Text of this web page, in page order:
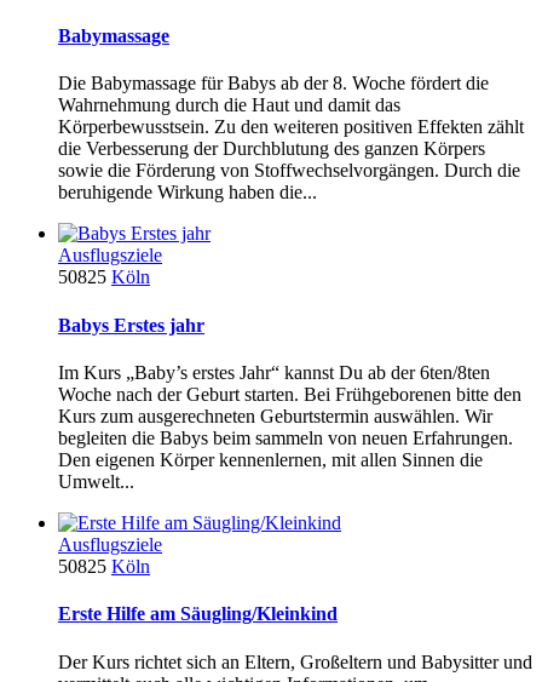
Babymassage
Die Babymassage für Babys ab der 8. Woche fördert die
Wahrnehmung durch die Haut und damit das
Körperbewusstsein. Zu den weiteren positiven Effekten zählt
die Verbesserung der Durchblutung des ganzen Körpers
sowie die Förderung von Stoffwechselvorgängen. Durch die
beruhigende Wirkung haben die...
Ausflugsziele
50825 Köln
Babys Erstes jahr
Im Kurs „Baby’s erstes Jahr“ kannst Du ab der 6ten/8ten
Woche nach der Geburt starten. Bei Frühgeborenen bitte den
Kurs zum ausgerechneten Geburtstermin auswählen. Wir
begleiten die Babys beim sammeln von neuen Erfahrungen.
Den eigenen Körper kennenlernen, mit allen Sinnen die
Umwelt...
Ausflugsziele
50825 Köln
Erste Hilfe am Säugling/Kleinkind
Der Kurs richtet sich an Eltern, Großeltern und Babysitter und